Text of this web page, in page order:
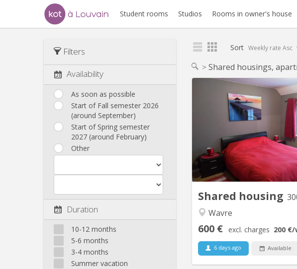
Student rooms Studios Rooms in owner's house
Filters
Availability
As soon as possible
Start of Fall semester 2026
(around September)
Start of Spring semester
2027 (around February)
Other
Duration
10-12 months
5-6 months
3-4 months
Summer vacation
Sort Weekly rate Asc
Shared housings,
Shared housing
Wavre
600 € excl. charges 200 €/
6 days ago Available
Régent en éducation
chambre(lit double) dans une
pour UNIQUEMENT
stagiaire sérieux(se) et
Salle de douche privatisée,
fitness, grand jardin,
linge, parking privé. Endroit
pour étudier.